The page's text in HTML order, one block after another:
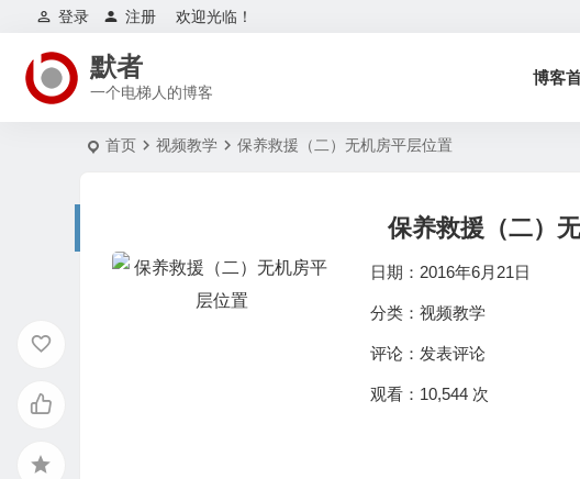
欢迎光临！
登录 注册
默者
一个电梯人的博客
博客
首页 视频教学 保养救援（二）无机房平层位置
保养救援（二）
日期：2016年6月21日
分类： 视频教学
评论： 发表评论
观看：10,544 次